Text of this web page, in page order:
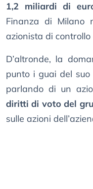
1,2 miliardi di
Finanza di Milano
azionista di
D’altronde, la
punto i guai del
parlando di un
diritti di voto del
sulle azioni